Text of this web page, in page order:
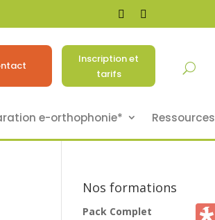
Inscription et
tarifs
e-orthophonie* Ressources
Nos formations
Pack Complet